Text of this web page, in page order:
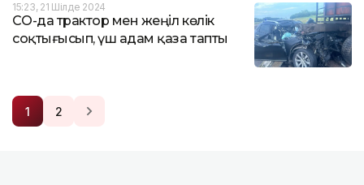
15:23, 21 Шілде 2024
СҚО-да трактор мен жеңіл көлік
соқтығысып, үш адам қаза тапты
1 2